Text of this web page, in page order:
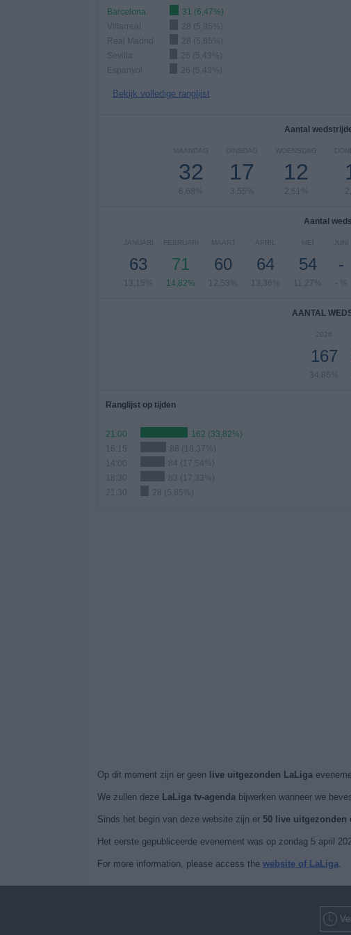
Barcelona
31 (6,47%)
Villarreal
28 (5,85%)
Real Madrid
28 (5,85%)
Sevilla
26 (5,43%)
Espanyol
26 (5,43%)
Bekijk volledige ranglijst
Aantal
MAANDAG
32
6,68%
DINSDAG
17
3,55%
WOENSDAG
12
2,51%
Aantal
JANUARI
63
13,15%
FEBRUARI
71
14,82%
MAART
60
12,53%
APRIL
64
13,36%
MEI
54
11,27%
JUNI
-
- %
AANTAL
2026
167
34,86%
Ranglijst op tijden
21:00
162 (33,82%)
16:15
88 (18,37%)
84 (17,54%)
18:30
83 (17,33%)
21:30
28 (5,85%)
Op dit moment zijn er geen live uitgezonden LaLiga
We zullen deze LaLiga tv-agendabijwerken wanneer we
Sinds het begin van deze website zijn er 50 live uitgezonden
Het eerste gepubliceerde evenement was op zondag 5 april
For more information, please access the website of LaLiga.